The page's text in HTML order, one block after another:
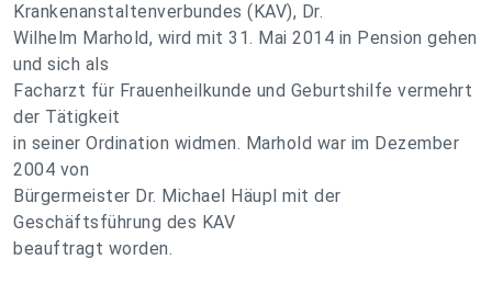
Krankenanstaltenverbundes (KAV), Dr.
Wilhelm Marhold, wird mit 31. Mai 2014 in Pension gehen
und sich als
Facharzt für Frauenheilkunde und Geburtshilfe vermehrt
der Tätigkeit
in seiner Ordination widmen. Marhold war im Dezember
2004 von
Bürgermeister Dr. Michael Häupl mit der
Geschäftsführung des KAV
beauftragt worden.